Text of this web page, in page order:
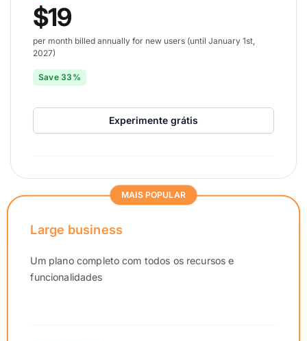
$19
per month billed annually for new users (until January 1st,
2027)
Save 33%
Experimente grátis
MAIS POPULAR
Large business
Um plano completo com todos os recursos e
funcionalidades